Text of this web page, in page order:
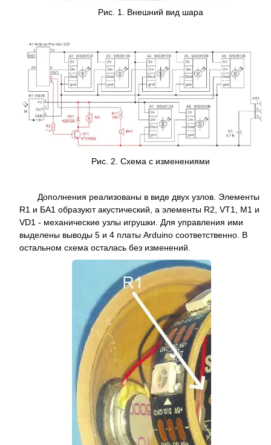
Рис. 1. Внешний вид шара
Рис. 2. Cхема с изменениями
Дополнения реализованы в виде двух узлов. Элементы
R1 и БА1 образуют акустический, а элементы R2, VT1, M1 и
VD1 - механические узлы игрушки. Для управления ими
выделены выводы 5 и 4 платы Arduino соответственно. В
остальном схема осталась без изменений.